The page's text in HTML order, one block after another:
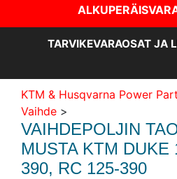
TARVIKEVARAOSAT JA
KTM & Husqvarna Power
Vaihde >
VAIHDEPOLJIN
MUSTA KTM DUKE
390, RC 125-390